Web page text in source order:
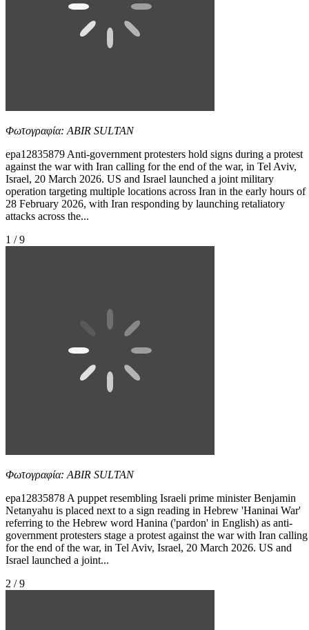
Φωτογραφία: ABIR SULTAN
epa12835879 Anti-government protesters hold signs during a protest
against the war with Iran calling for the end of the war, in Tel Aviv,
Israel, 20 March 2026. US and Israel launched a joint military
operation targeting multiple locations across Iran in the early hours of
28 February 2026, with Iran responding by launching retaliatory
attacks across the...
1 / 9
Φωτογραφία: ABIR SULTAN
epa12835878 A puppet resembling Israeli prime minister Benjamin
Netanyahu is placed next to a sign reading in Hebrew 'Haninai War'
referring to the Hebrew word Hanina ('pardon' in English) as anti-
government protesters stage a protest against the war with Iran calling
for the end of the war, in Tel Aviv, Israel, 20 March 2026. US and
Israel launched a joint...
2 / 9